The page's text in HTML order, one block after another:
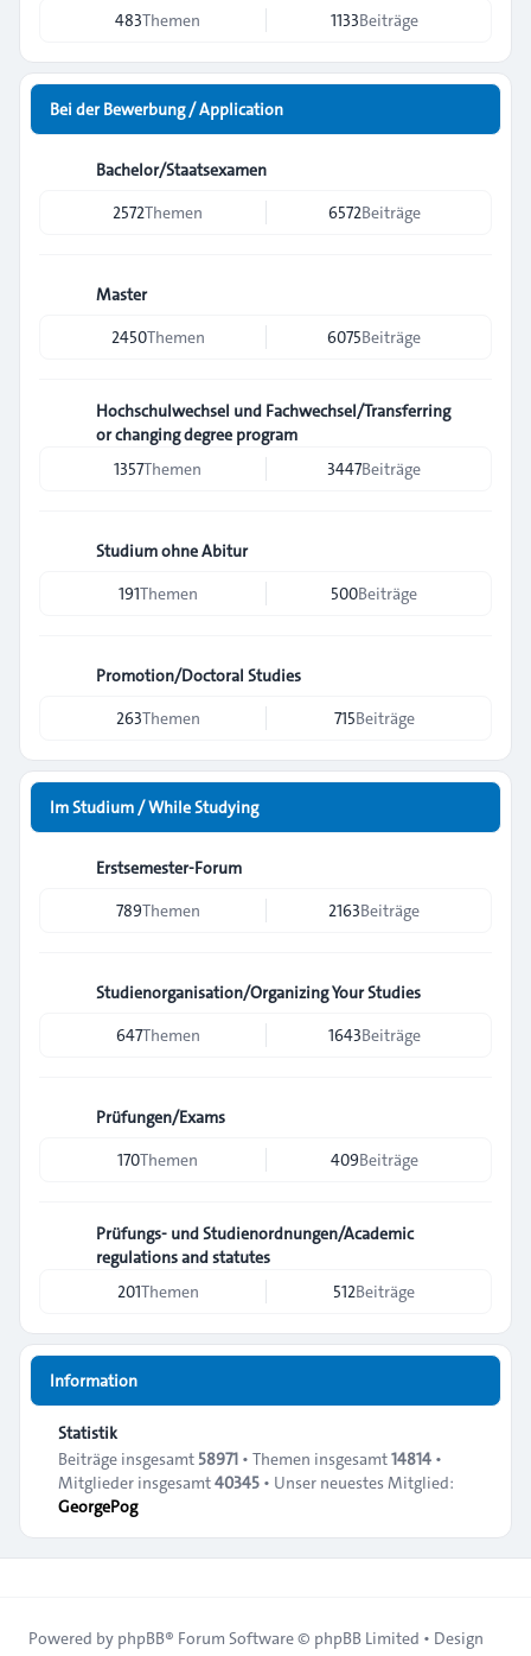
483Themen 1133Beiträge
Bei der Bewerbung / Application
Bachelor/Staatsexamen
2572Themen 6572Beiträge
Master
2450Themen 6075Beiträge
Hochschulwechsel und Fachwechsel/Transferring
or changing degree program
1357Themen 3447Beiträge
Studium ohne Abitur
191Themen 500Beiträge
Promotion/Doctoral Studies
263Themen 715Beiträge
Im Studium / While Studying
Erstsemester-Forum
789Themen 2163Beiträge
Studienorganisation/Organizing Your Studies
647Themen 1643Beiträge
Prüfungen/Exams
170Themen 409Beiträge
Prüfungs- und Studienordnungen/Academic
regulations and statutes
201Themen 512Beiträge
Information
Statistik
Beiträge insgesamt 58971 • Themen insgesamt14814 •
Mitglieder insgesamt40345 • Unser neuestes Mitglied:
GeorgePog
Powered by phpBB® Forum Software © phpBB Limited • Design